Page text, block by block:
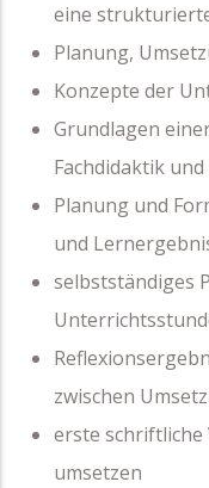
eine
Planung,
Konzepte der
Grundlagen
Fachdidaktik
Planung und
und
selbstständiges
zwischen
erste schriftliche
umsetzen